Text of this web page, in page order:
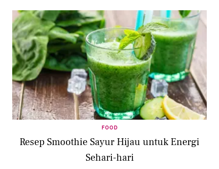
FOOD
Resep Smoothie Sayur Hijau untuk Energi
Sehari-hari